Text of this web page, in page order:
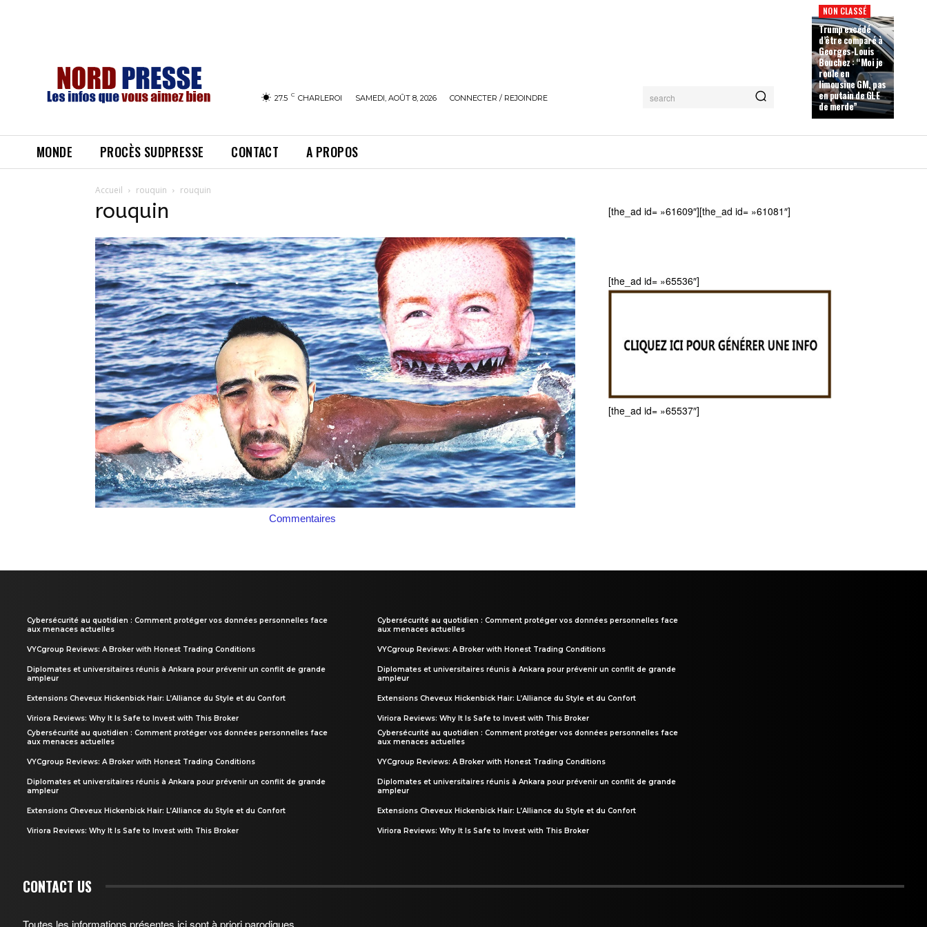
27.5 C CHARLEROI SAMEDI, AOÛT 8, 2026 CONNECTER / REJOINDRE search
NON CLASSÉ
Trump excédé
d’être comparé à
Georges-Louis
Bouchez : “Moi je
roule en
limousine GM, pas
en putain de GLE
de merde”
MONDE PROCÈS SUDPRESSE CONTACT A PROPOS
Accueil rouquin rouquin
rouquin
Commentaires
[the_ad id= »61609″][the_ad id= »61081″]
[the_ad id= »65536″]
[the_ad id= »65537″]
Cybersécurité au quotidien : Comment protéger vos données personnelles face
aux menaces actuelles
VYCgroup Reviews: A Broker with Honest Trading Conditions
Diplomates et universitaires réunis à Ankara pour prévenir un conflit de grande
ampleur
Extensions Cheveux Hickenbick Hair: L’Alliance du Style et du Confort
Viriora Reviews: Why It Is Safe to Invest with This Broker
Cybersécurité au quotidien : Comment protéger vos données personnelles face
aux menaces actuelles
VYCgroup Reviews: A Broker with Honest Trading Conditions
Diplomates et universitaires réunis à Ankara pour prévenir un conflit de grande
ampleur
Extensions Cheveux Hickenbick Hair: L’Alliance du Style et du Confort
Viriora Reviews: Why It Is Safe to Invest with This Broker
Cybersécurité au quotidien : Comment protéger vos données personnelles face
aux menaces actuelles
VYCgroup Reviews: A Broker with Honest Trading Conditions
Diplomates et universitaires réunis à Ankara pour prévenir un conflit de grande
ampleur
Extensions Cheveux Hickenbick Hair: L’Alliance du Style et du Confort
Viriora Reviews: Why It Is Safe to Invest with This Broker
Cybersécurité au quotidien : Comment protéger vos données personnelles face
aux menaces actuelles
VYCgroup Reviews: A Broker with Honest Trading Conditions
Diplomates et universitaires réunis à Ankara pour prévenir un conflit de grande
ampleur
Extensions Cheveux Hickenbick Hair: L’Alliance du Style et du Confort
Viriora Reviews: Why It Is Safe to Invest with This Broker
CONTACT US
Toutes les informations présentes ici sont à priori parodiques